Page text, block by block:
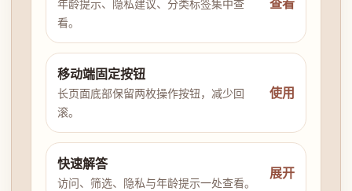
年龄提示、隐私建议、分类标签集中查
看。
移动端固定按钮
长页面底部保留两枚操作按钮，减少回
滚。
使用
快速解答
访问、筛选、隐私与年龄提示一处查看。
展开